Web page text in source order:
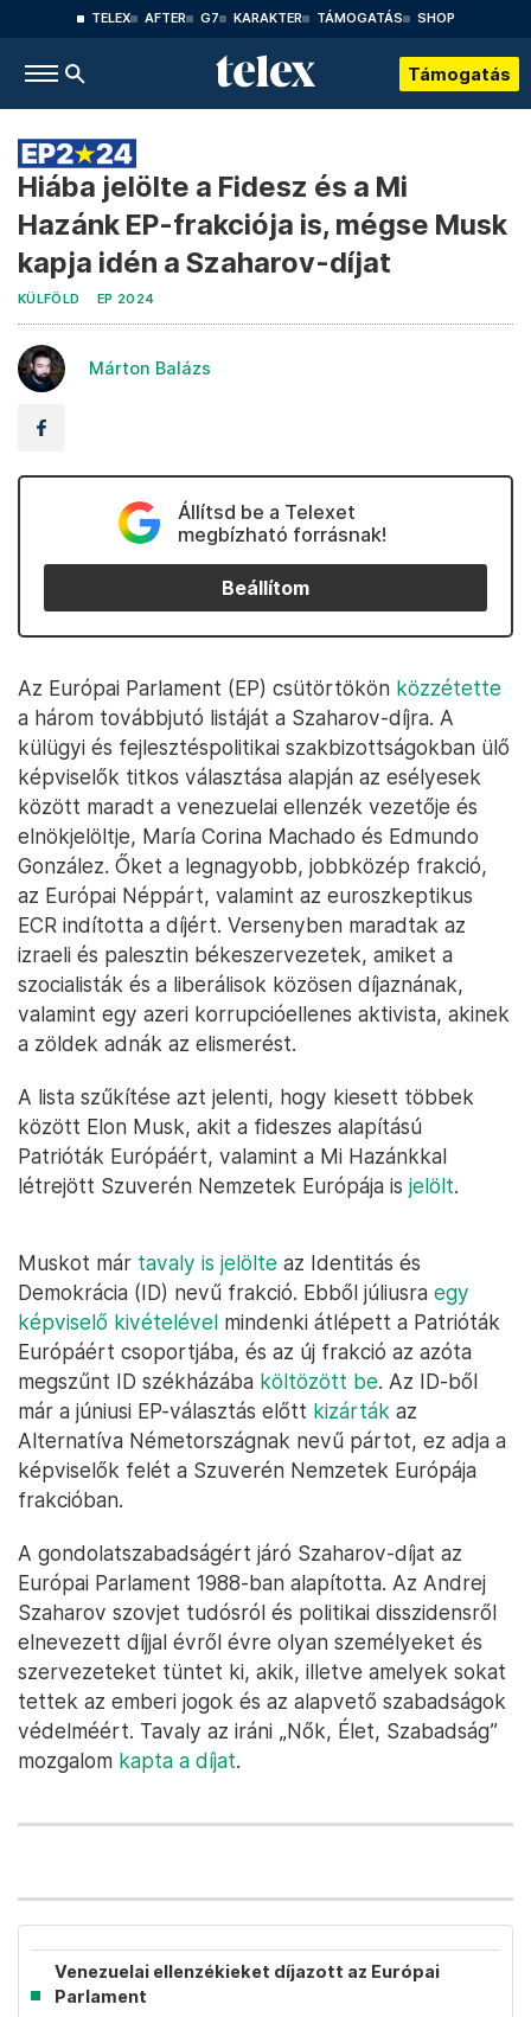
TELEX AFTER G7 KARAKTER TÁMOGATÁS SHOP
Támogatás
Hiába jelölte a Fidesz és a Mi
Hazánk EP-frakciója is, mégse Musk
kapja idén a Szaharov-díjat
KÜLFÖLD EP 2024
Márton Balázs
Állítsd be a Telexet
megbízható forrásnak!
Beállítom
Az Európai Parlament (EP) csütörtökön közzétette
a három továbbjutó listáját a Szaharov-díjra. A
külügyi és fejlesztéspolitikai szakbizottságokban ülő
képviselők titkos választása alapján az esélyesek
között maradt a venezuelai ellenzék vezetője és
elnökjelöltje, María Corina Machado és Edmundo
González. Őket a legnagyobb, jobbközép frakció,
az Európai Néppárt, valamint az euroszkeptikus
ECR indította a díjért. Versenyben maradtak az
izraeli és palesztin békeszervezetek, amiket a
szocialisták és a liberálisok közösen díjaznának,
valamint egy azeri korrupcióellenes aktivista, akinek
a zöldek adnák az elismerést.
A lista szűkítése azt jelenti, hogy kiesett többek
között Elon Musk, akit a fideszes alapítású
Patrióták Európáért, valamint a Mi Hazánkkal
létrejött Szuverén Nemzetek Európája is jelölt.
Muskot már tavaly is jelölte az Identitás és
Demokrácia (ID) nevű frakció. Ebből júliusra egy
képviselő kivételével mindenki átlépett a Patrióták
Európáért csoportjába, és az új frakció az azóta
megszűnt ID székházába költözött be. Az ID-ből
már a júniusi EP-választás előtt kizárták az
Alternatíva Németországnak nevű pártot, ez adja a
képviselők felét a Szuverén Nemzetek Európája
frakcióban.
A gondolatszabadságért járó Szaharov-díjat az
Európai Parlament 1988-ban alapította. Az Andrej
Szaharov szovjet tudósról és politikai disszidensről
elnevezett díjjal évről évre olyan személyeket és
szervezeteket tüntet ki, akik, illetve amelyek sokat
tettek az emberi jogok és az alapvető szabadságok
védelméért. Tavaly az iráni „Nők, Élet, Szabadság”
mozgalom kapta a díjat.
Venezuelai ellenzékieket díjazott az Európai
Parlament